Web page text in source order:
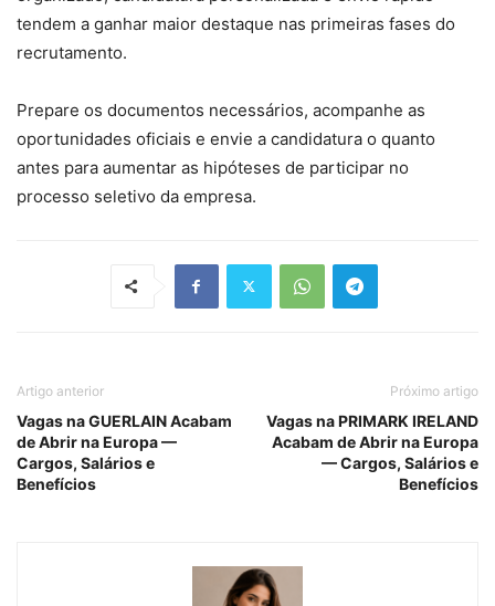
tendem a ganhar maior destaque nas primeiras fases do
recrutamento.
Prepare os documentos necessários, acompanhe as
oportunidades oficiais e envie a candidatura o quanto
antes para aumentar as hipóteses de participar no
processo seletivo da empresa.
Artigo anterior
Vagas na GUERLAIN Acabam
de Abrir na Europa —
Cargos, Salários e
Benefícios
Próximo artigo
Vagas na PRIMARK IRELAND
Acabam de Abrir na Europa
— Cargos, Salários e
Benefícios